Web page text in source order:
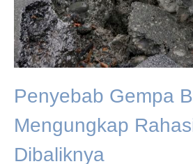
Penyebab Gempa
Mengungkap
Dibaliknya